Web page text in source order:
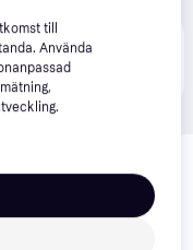
att inte
som kanske skulle
till
Använda